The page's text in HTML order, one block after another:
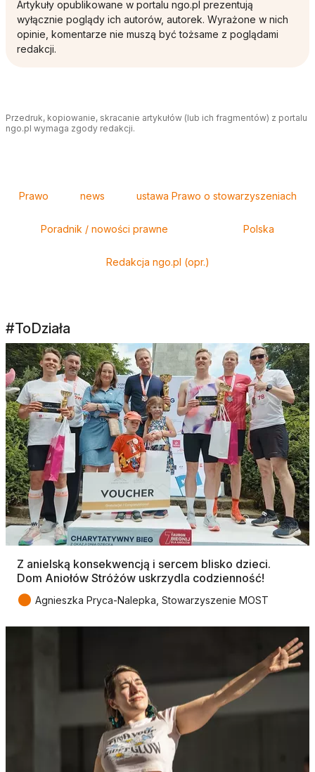
Artykuły opublikowane w portalu ngo.pl prezentują
wyłącznie poglądy ich autorów, autorek. Wyrażone w nich
opinie, komentarze nie muszą być tożsame z poglądami
redakcji.
Przedruk, kopiowanie, skracanie artykułów (lub ich fragmentów) z portalu
ngo.pl wymaga zgody redakcji.
Prawo news ustawa Prawo o stowarzyszeniach
Poradnik / nowości prawne Polska
Redakcja ngo.pl (opr.)
#ToDziała
Z anielską konsekwencją i sercem blisko dzieci.
Dom Aniołów Stróżów uskrzydla codzienność!
● Agnieszka Pryca-Nalepka, Stowarzyszenie MOST